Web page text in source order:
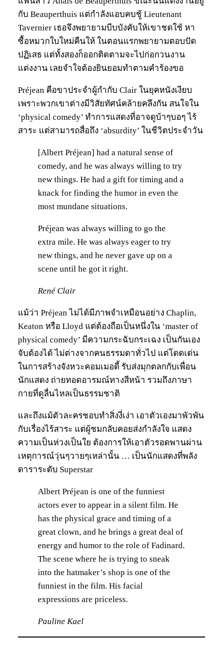
กับ Beauperthuis แต่กำลังแอบคบชู้ Lieutenant
Tavernier เธอจึงพยายามบีบบังคับให้เขาชดใช้ หา
ซื้อหมวกใบใหม่คืนให้ ในตอนแรกพยายามตอบปัด
ปฏิเสธ แต่ทั้งสองก็ออกติดตามจะไปก่อกวนงาน
แต่งงาน เลยจำใจต้องยินยอมทำตามคำร้องขอ
Préjean คือขาประจำผู้กำกับ Clair ในยุคหนังเงียบ
เพราะพวกเขาต่างมีวิสัยทัศน์คล้ายคลึงกัน สนใจใน
‘physical comedy’ ทำการแสดงที่อาจดูบ้าๆบอๆ ไร้
สาระ แต่สามารถสื่อถึง ‘absurdity’ ในชีวิตประจำวัน
[Albert Préjean] had a natural sense of
comedy, and he was always willing to try
new things. He had a gift for timing and a
knack for finding the humor in even the
most mundane situations.
Préjean was always willing to go the
extra mile. He was always eager to try
new things, and he never gave up on a
scene until he got it right.
René Clair
แม้ว่า Préjean ไม่ได้มีภาพจำเหมือนอย่าง Chaplin,
Keaton หรือ Lloyd แต่ต้องถือเป็นหนึ่งใน ‘master of
physical comedy’ มีความกระฉับกระเฉง เป็นกันเอง
จับต้องได้ ไม่ต่างจากคนธรรมดาทั่วไป แต่โดดเด่น
ในการสร้างจังหวะคอมเมอดี้ รับส่งมุกตลกกับเพื่อน
นักแสดง ถ่ายทอดอารมณ์ทางสีหน้า รวมถึงภาษา
กายที่ดูลื่นไหลเป็นธรรมชาติ
และถึงแม้ตัวละครชอบทำสิ่งงี่เง่า เอาตัวเองมาพัวพัน
กับเรื่องไร้สาระ แต่ผู้ชมกลับคอยส่งกำลังใจ แสดง
ความเป็นห่วงเป็นใย ต้องการให้เอาตัวรอดพานผ่าน
เหตุการณ์วุ่นๆวายๆเหล่านั้น … เป็นนักแสดงที่พลัง
ดาราระดับ Superstar
Albert Préjean is one of the funniest
actors ever to appear in a silent film. He
has the physical grace and timing of a
great clown, and he brings a great deal of
energy and humor to the role of Fadinard.
The scene where he is trying to sneak
into the hatmaker’s shop is one of the
funniest in the film. His facial
expressions are priceless.
Pauline Kael